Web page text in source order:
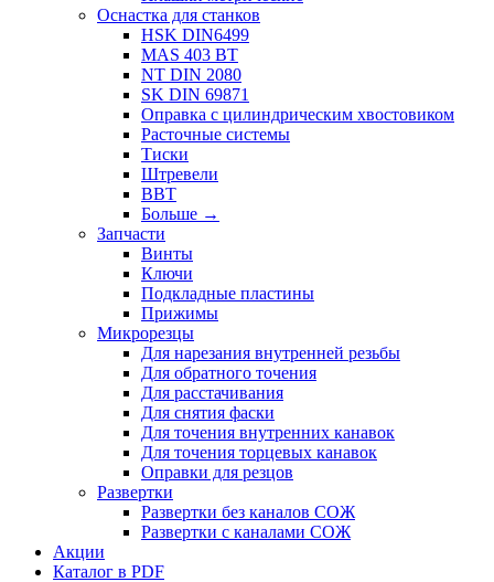
Оснастка для станков
HSK DIN6499
MAS 403 BT
NT DIN 2080
SK DIN 69871
Оправка с цилиндрическим хвостовиком
Расточные системы
Тиски
Штревели
BBT
Больше →
Запчасти
Винты
Ключи
Подкладные пластины
Прижимы
Микрорезцы
Для нарезания внутренней резьбы
Для обратного точения
Для расстачивания
Для снятия фаски
Для точения внутренних канавок
Для точения торцевых канавок
Оправки для резцов
Развертки
Развертки без каналов СОЖ
Развертки с каналами СОЖ
Акции
Каталог в PDF